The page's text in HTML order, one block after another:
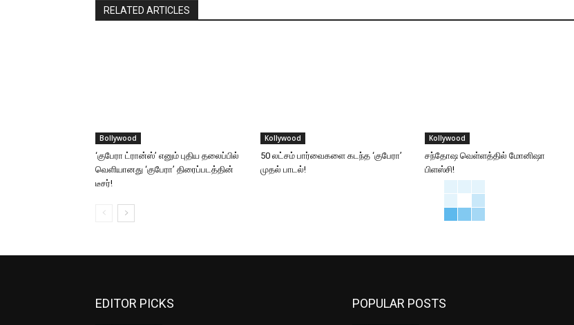
RELATED ARTICLES
Bollywood
‘குபேரா ட்ரான்ஸ்’ எனும் புதிய தலைப்பில்
வெளியானது ‘குபேரா’ திரைப்படத்தின்
டீசர்!
Kollywood
50 லட்சம் பார்வைகளை கடந்த ‘குபேரா’
முதல் பாடல்!
Kollywood
சந்தோஷ வெள்ளத்தில் மோனிஷா
பிளஸ்சி!
EDITOR PICKS POPULAR POSTS